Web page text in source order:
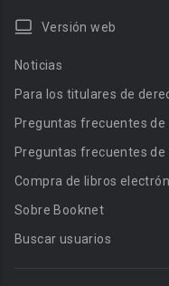
Versión web
Noticias
Para los titulares de
Preguntas frecuentes de
Preguntas frecuentes de
Compra de libros
Sobre Booknet
Buscar usuarios